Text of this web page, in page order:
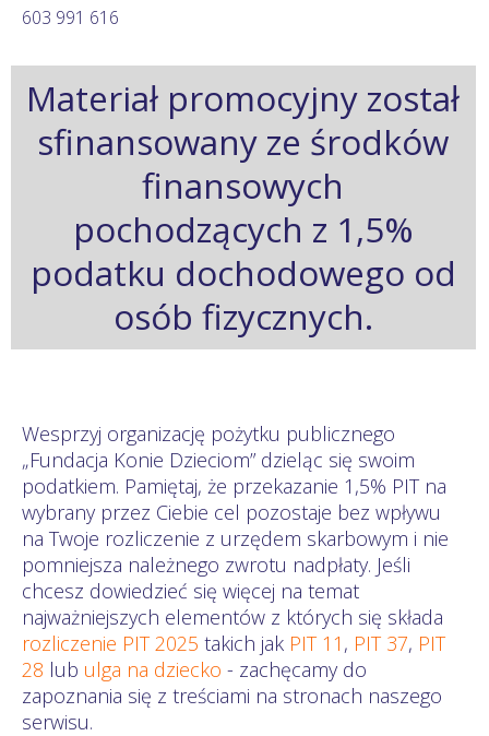
603 991 616
Materiał promocyjny został
sfinansowany ze środków
finansowych
pochodzących z 1,5%
podatku dochodowego od
osób fizycznych.
Wesprzyj organizację pożytku publicznego
„Fundacja Konie Dzieciom” dzieląc się swoim
podatkiem. Pamiętaj, że przekazanie 1,5% PIT na
wybrany przez Ciebie cel pozostaje bez wpływu
na Twoje rozliczenie z urzędem skarbowym i nie
pomniejsza należnego zwrotu nadpłaty. Jeśli
chcesz dowiedzieć się więcej na temat
najważniejszych elementów z których się składa
rozliczenie PIT 2025 takich jak PIT 11 , PIT 37, PIT
28 lub ulga na dziecko - zachęcamy do
zapoznania się z treściami na stronach naszego
serwisu.